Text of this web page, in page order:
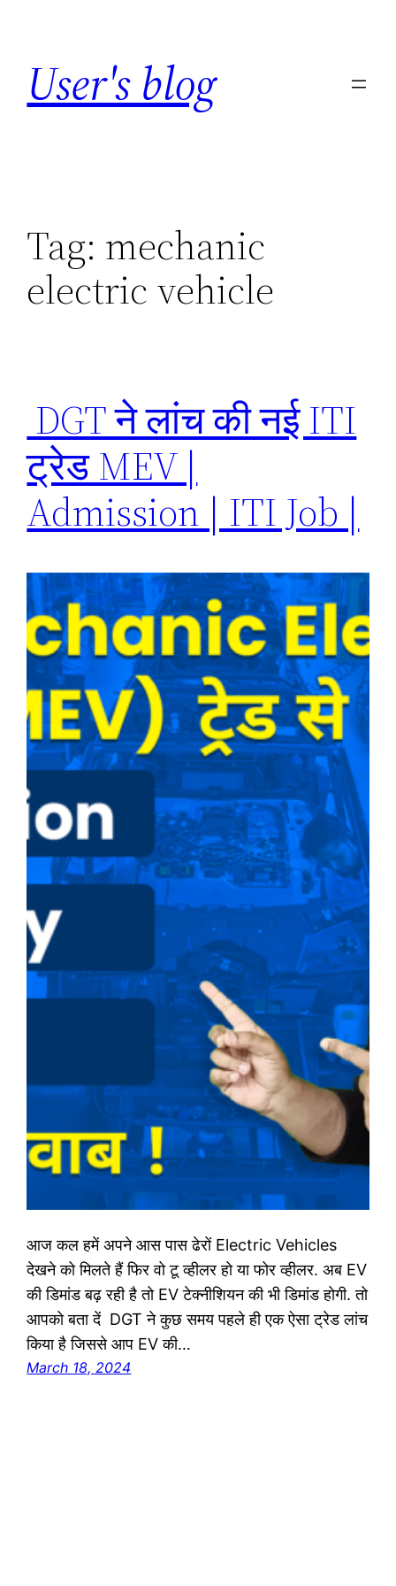
content
User's blog
Tag: mechanic
electric vehicle
DGT ने लांच की नई ITI
ट्रेड MEV |
Admission | ITI Job |
आज कल हमें अपने आस पास ढेरों Electric Vehicles
देखने को मिलते हैं फिर वो टू व्हीलर हो या फोर व्हीलर. अब EV
की डिमांड बढ़ रही है तो EV टेक्नीशियन की भी डिमांड होगी. तो
आपको बता दें DGT ने कुछ समय पहले ही एक ऐसा ट्रेड लांच
किया है जिससे आप EV की…
March 18, 2024